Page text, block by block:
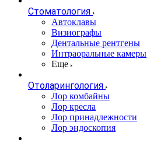
Стоматология
Автоклавы
Визиографы
Дентальные рентгены
Интраоральные камеры
Еще
Отоларингология
Лор комбайны
Лор кресла
Лор принадлежности
Лор эндоскопия